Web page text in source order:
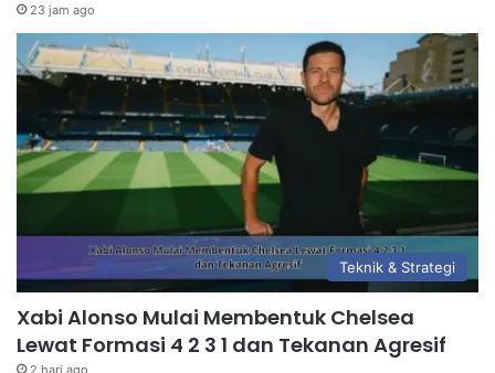
23 jam ago
Teknik & Strategi
Xabi Alonso Mulai Membentuk Chelsea
Lewat Formasi 4 2 3 1 dan Tekanan Agresif